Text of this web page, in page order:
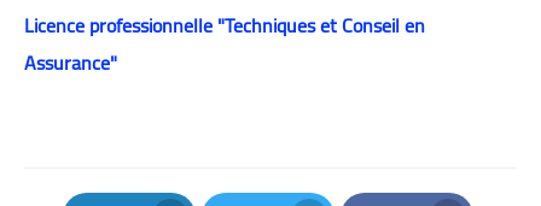
Licence professionnelle "Techniques et Conseil en
Assurance"